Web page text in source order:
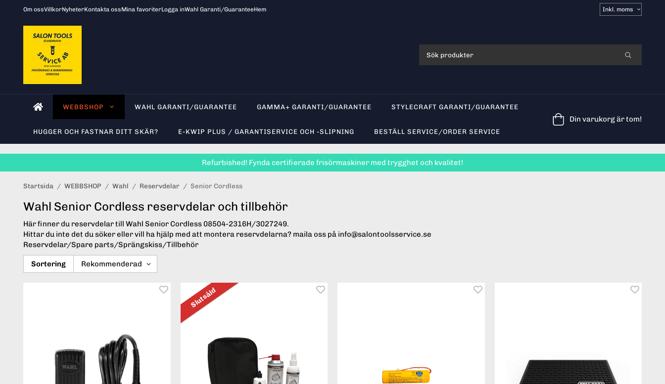
Om ossVillkorNyheterKontakta ossMina favoriterLogga inWahl Garanti/GuaranteeHem
Välj
moms
WEBBSHOP WAHL GARANTI/GUARANTEE GAMMA+ GARANTI/GUARANTEE STYLECRAFT GARANTI/GUARANTEE
HUGGER OCH FASTNAR DITT SKÄR? E-KWIP PLUS / GARANTISERVICE OCH -SLIPNING BESTÄLL SERVICE/ORDER SERVICE
Din varukorg är tom!
Refurbished! Fynda certifierade frisörmaskiner med trygghet och kvalitet!
Startsida / WEBBSHOP / Wahl / Reservdelar / Senior Cordless
Wahl Senior Cordless reservdelar och tillbehör
Här finner du reservdelar till Wahl Senior Cordless 08504-2316H/3027249.
Hittar du inte det du söker eller vill ha hjälp med att montera reservdelarna? maila oss på info@salontoolsservice.se
Reservdelar/Spare parts/Sprängskiss/Tillbehör
Sortering
Slutsåld